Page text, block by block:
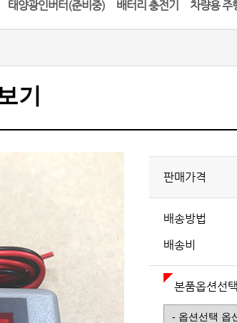
태양광인버터(준비중) 배터리 충전기 차량용 주
기
판매가격
배송방법
배송비
본품옵션선택